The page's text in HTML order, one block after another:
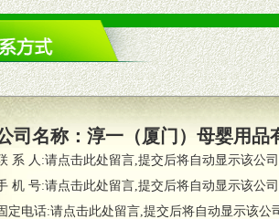
提供销售喷绘画、促销架等销售道具。
制定具体营销策略。
给予必要市场支持。
驻区域销售人员全程跟踪服务，以确保产品顺
给予专职或兼职的业务代表及终端导购支持。
一定比例退换货政策。
司名称： 淳一（厦门）母婴用品
系 人:请点击此处留言,提交后将自动显示该公司
机 号:请点击此处留言,提交后将自动显示该公司
定电话:请点击此处留言,提交后将自动显示该公